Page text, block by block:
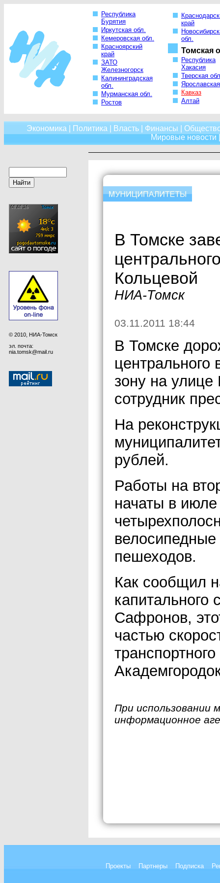
Республика
Бурятия
Иркутская обл.
Кемеровская обл.
Красноярский
край
ЗАТО
Железногорск
Калининградская
обл.
Мурманская обл.
Ростов
край
обл.
Томская
Республика
Хакасия
Тверская
Кавказ
Алтай
Экономика Политика Власть Финансы
Мировые новости
© 2010, НИА-Томск
эл. почта:
nia.tomsk@mail.ru
В Томске
Кольцевой
НИА-Томск
03.11.2011 18:44
В Томске
центрального
зону на
сотрудник
На
рублей.
Работы на
начаты в
пешеходов.
Как сообщил
капитального
Сафронов,
частью
При использовании
информационное
Проекты Партнеры Подписка